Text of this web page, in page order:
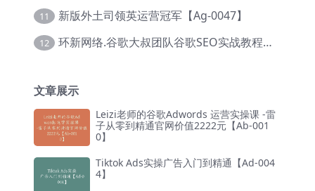
11 新版外土司领英运营冠军【Ag-0047】
12 环新网络.谷歌大叔团队谷歌SEO实战教程【Ab-0024】
文章展示
Leizi老师的谷歌Adwords 运营实操课 -雷
子从零到精通官网价值2222元【Ab-001
0】
Tiktok Ads实操广告入门到精通【Ad-004
4】